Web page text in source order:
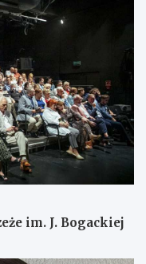
im. J. Bogackiej